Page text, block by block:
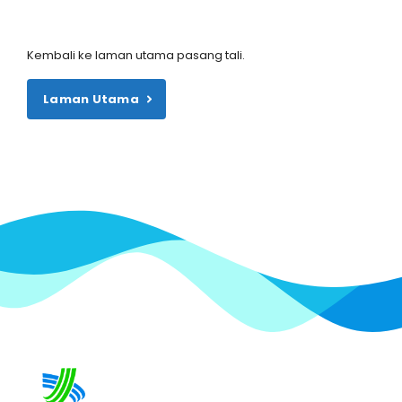
Kembali ke laman utama pasang tali.
Laman Utama